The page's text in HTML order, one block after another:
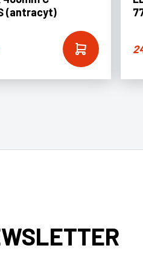
(antracyt)